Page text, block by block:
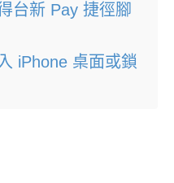
台新 Pay 捷徑腳
iPhone 桌面或鎖